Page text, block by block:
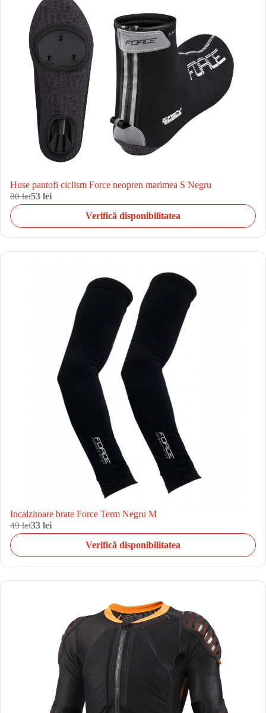
Huse pantofi ciclism Force neopren marimea S Negru
80 lei53 lei
Verifică disponibilitatea
Incalzitoare brate Force Term Negru M
49 lei33 lei
Verifică disponibilitatea